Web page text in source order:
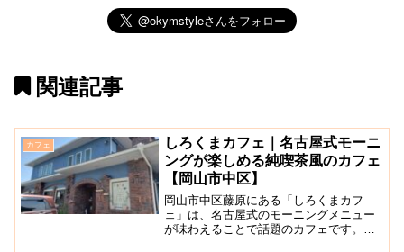
関連記事
カフェ
しろくまカフェ｜名古屋式モーニ
ングが楽しめる純喫茶風のカフェ
【岡山市中区】
岡山市中区藤原にある「しろくまカフ
ェ」は、名古屋式のモーニングメニュー
が味わえることで話題のカフェです。お